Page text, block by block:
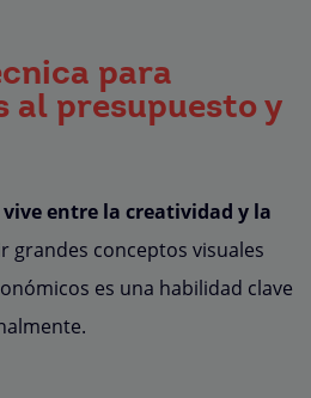
para
al presupuesto y
vive entre la creatividad y la
grandes conceptos visuales
es una habilidad clave